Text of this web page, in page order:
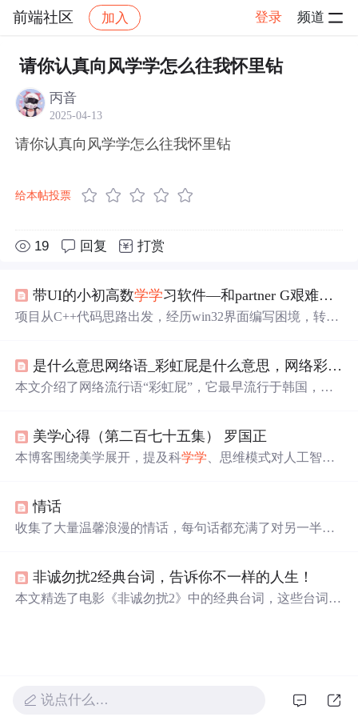
前端社区 加入 登录 频道
社区 前端社区 感慨 帖子详情
请你认真向风学学怎么往我怀里钻
丙音
2025-04-13
请你认真向风学学怎么往我怀里钻
给本帖投票
19 回复 打赏
带UI的小初高数学学习软件—和partner G艰难地用C++（QT库）实现的过程
项目从C++代码思路出发，经历win32界面编写困境，转向
贵经验。
是什么意思网络语_彩虹屁是什么意思，网络彩虹屁夸人语录大全，彩虹屁是什么梗...
本文介绍了网络流行语“彩虹屁”，它最早流行于韩国，原
美学心得（第二百七十五集） 罗国正
本博客围绕美学展开，提及科学学 、思维模式对人工智能
特色，同时指出其美学思想存在可商榷之处，如艺术应可
表现丑等。
情话
收集了大量温馨浪漫的情话，每句话都充满了对另一半深
非诚勿扰2经典台词，告诉你不一样的人生！
本文精选了电影《非诚勿扰2》中的经典台词，这些台词不
说点什么…